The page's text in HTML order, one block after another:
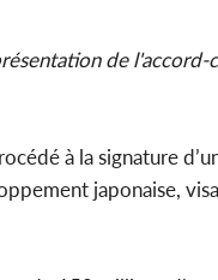
de l'accord-
à la signature
japonaise,